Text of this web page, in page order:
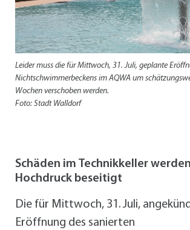
Leider muss die für Mittwoch, 31. Juli, geplante
Nichtschwimmerbeckens im AQWA um
Wochen verschoben werden.
Foto: Stadt Walldorf
Schäden im Technikkeller
Hochdruck beseitigt
Die für Mittwoch, 31. Juli,
Eröffnung des sanierten